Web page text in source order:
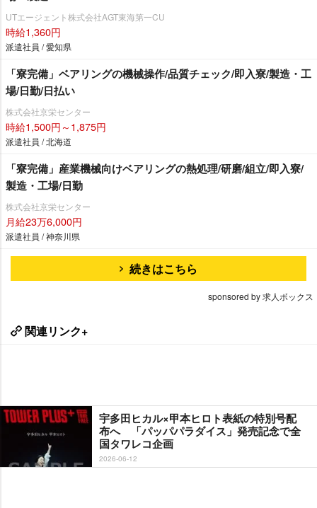
UTエージェント株式会社AGT東海第一CU
時給1,360円
派遣社員 / 愛知県
「寮完備」ベアリングの機械操作/品質チェック/即入寮/製造・工
場/日勤/日払い
株式会社京栄センター
時給1,500円～1,875円
派遣社員 / 北海道
「寮完備」産業機械向けベアリングの熱処理/研磨/組立/即入寮/
製造・工場/日勤
株式会社京栄センター
月給23万6,000円
派遣社員 / 神奈川県
続きはこちら
sponsored by 求人ボックス
関連リンク+
宇多田ヒカル×甲本ヒロト表紙の特別号配
布へ 「パッパパラダイス」発売記念で全
国タワレコ企画
2026-06-12